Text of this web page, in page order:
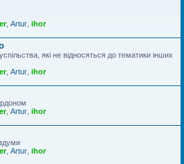
, Artur ihor
які не відносяться до тематики інших
, Artur ihor
, Artur ihor
, Artur ihor